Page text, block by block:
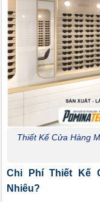
Thiết Kế Cửa Hàng
Chi Phí Thiết Kế
Nhiêu?